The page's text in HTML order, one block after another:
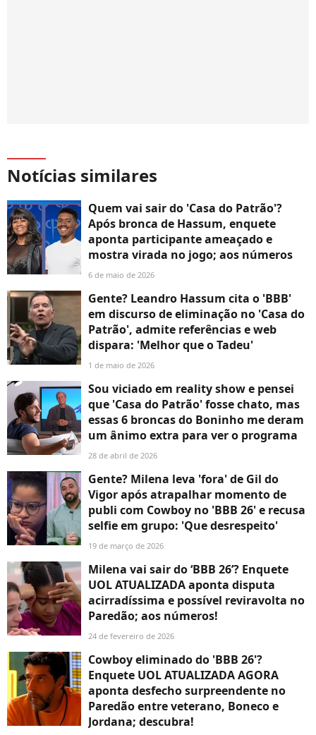
Notícias similares
Quem vai sair do 'Casa do Patrão'?
Após bronca de Hassum, enquete
aponta participante ameaçado e
mostra virada no jogo; aos números
6 de maio de 2026
Gente? Leandro Hassum cita o 'BBB'
em discurso de eliminação no 'Casa do
Patrão', admite referências e web
dispara: 'Melhor que o Tadeu'
1 de maio de 2026
Sou viciado em reality show e pensei
que 'Casa do Patrão' fosse chato, mas
essas 6 broncas do Boninho me deram
um ânimo extra para ver o programa
28 de abril de 2026
Gente? Milena leva 'fora' de Gil do
Vigor após atrapalhar momento de
publi com Cowboy no 'BBB 26' e recusa
selfie em grupo: 'Que desrespeito'
19 de março de 2026
Milena vai sair do ‘BBB 26’? Enquete
UOL ATUALIZADA aponta disputa
acirradíssima e possível reviravolta no
Paredão; aos números!
24 de fevereiro de 2026
Cowboy eliminado do 'BBB 26'?
Enquete UOL ATUALIZADA AGORA
aponta desfecho surpreendente no
Paredão entre veterano, Boneco e
Jordana; descubra!